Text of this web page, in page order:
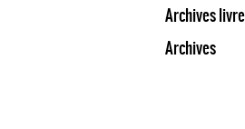
Archives
Archives